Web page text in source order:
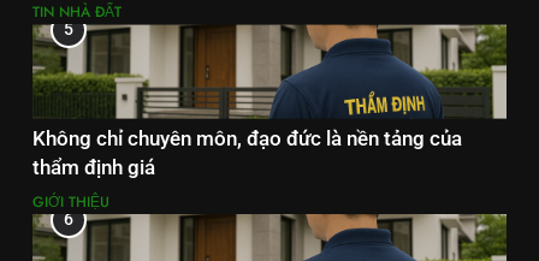
TIN NHÀ ĐẤT
5
Không chỉ chuyên môn, đạo đức là nền tảng của
thẩm định giá
GIỚI THIỆU
6